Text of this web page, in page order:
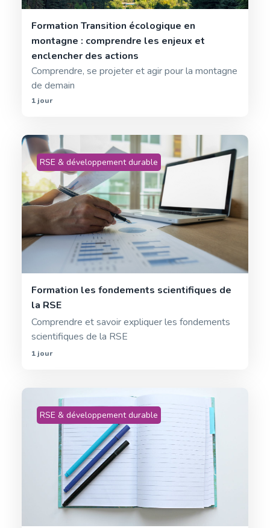
Formation Transition écologique en
montagne : comprendre les enjeux et
enclencher des actions
Comprendre, se projeter et agir pour la montagne
de demain
1 jour
RSE & développement durable
Formation les fondements scientifiques de
la RSE
Comprendre et savoir expliquer les fondements
scientifiques de la RSE
1 jour
RSE & développement durable